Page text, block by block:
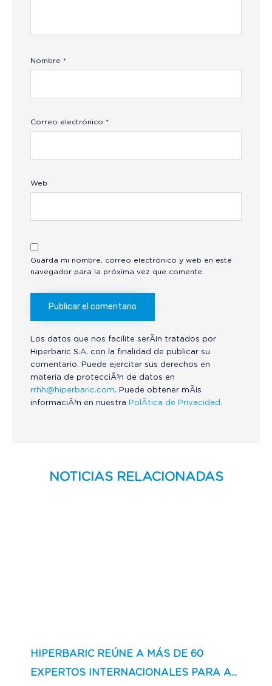
Nombre *
Correo electrónico *
Web
Guarda mi nombre, correo electrónico y web en este
navegador para la próxima vez que comente.
Los datos que nos facilite serÃ¡n tratados por
Hiperbaric S.A. con la finalidad de publicar su
comentario. Puede ejercitar sus derechos en
materia de protecciÃ³n de datos en
rrhh@hiperbaric.com. Puede obtener mÃ¡s
informaciÃ³n en nuestra PolÃ­tica de Privacidad.
NOTICIAS RELACIONADAS
HIPERBARIC REÚNE A MÁS DE 60
EXPERTOS INTERNACIONALES PARA A...